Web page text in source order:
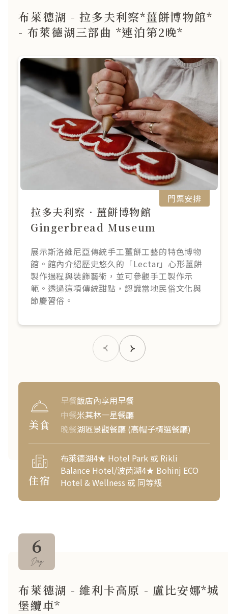
布萊德湖 - 拉多夫利察*薑餅博物館*
- 布萊德湖三部曲 *連泊第2晚*
拉多夫利察．薑餅博物館
Gingerbread Museum
展示斯洛維尼亞傳統手工薑餅工藝的特色博物
館。館內介紹歷史悠久的「Lectar」心形薑餅
製作過程與裝飾藝術，並可參觀手工製作示
範。透過這項傳統甜點，認識當地民俗文化與
節慶習俗。
門票安排
美食
早餐飯店內享用早餐
中餐米其林一星餐廳
晚餐湖區景觀餐廳 (高帽子精選餐廳)
住宿
布萊德湖4★ Hotel Park 或 Rikli
Balance Hotel/波茵湖4★ Bohinj ECO
Hotel & Wellness 或 同等級
布萊德湖 - 維利卡高原 - 盧比安娜*城
堡纜車*
6
Day